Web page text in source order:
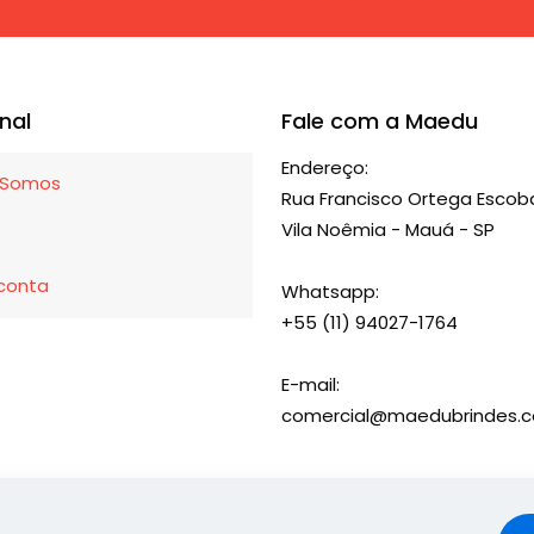
Fale com a Maedu
Endereço:
Rua Francisco Ortega
Vila Noêmia - Mauá - SP
Whatsapp:
+55 (11) 94027-1764
E-mail: